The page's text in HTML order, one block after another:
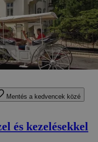
Mentés a kedvencek közé
és kezelésekkel